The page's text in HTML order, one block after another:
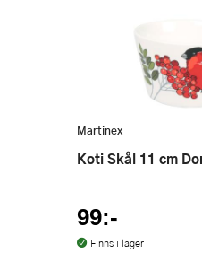
Martinex
Koti Skål 11 cm
99:-
Finns i lager